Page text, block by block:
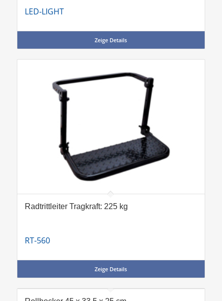
LED-LIGHT
Zeige Details
Radtrittleiter Tragkraft: 225 kg
RT-560
Zeige Details